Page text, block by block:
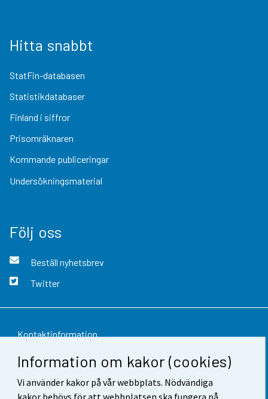
Information om kakor (cookies)
Vi använder kakor på vår webbplats. Nödvändiga
kakor behövs för att webbplatsen ska fungera på
Hitta snabbt
StatFin-databasen
Statistikdatabaser
Finland i siffror
Prisomräknaren
Kommande publiceringar
Undersökningsmaterial
Följ oss
Beställ nyhetsbrev
Twitter
Kontaktinformation
Respons
Användarvillkor